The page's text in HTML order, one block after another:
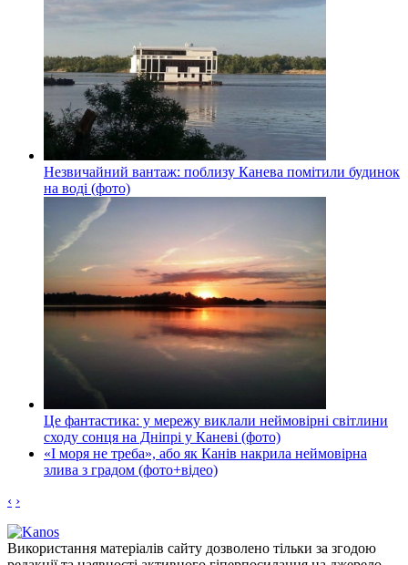
Незвичайний вантаж: поблизу Канева помітили будинок
на воді (фото)
Це фантастика: у мережу виклали неймовірні світлини
сходу сонця на Дніпрі у Каневі (фото)
«І моря не треба», або як Канів накрила неймовірна
злива з градом (фото+відео)
‹ ›
Використання матеріалів сайту дозволено тільки за згодою